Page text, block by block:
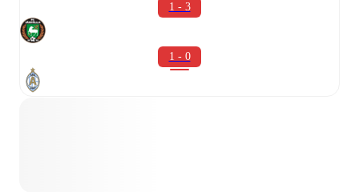
1 - 3
1 - 0